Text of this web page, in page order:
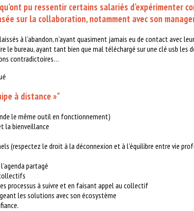
pu ressentir certains salariés d’expérimenter
sur la collaboration, notamment avec son
à l’abandon, n’ayant quasiment jamais eu de contact avec
le bureau, ayant tant bien que mal téléchargé sur une clé usb
contradictoires…
à distance »"
le même outil en fonctionnement)
la bienveillance
(respectez le droit à la déconnexion et à l’équilibre entre vie
partagé
processus à suivre et en faisant appel au collectif
les solutions avec son écosystème